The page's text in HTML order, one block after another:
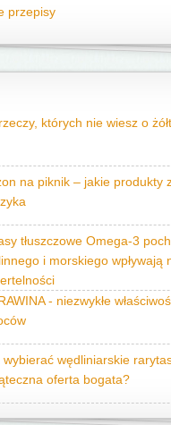
przepisy
których nie wiesz o
na piknik – jakie produkty
tłuszczowe Omega-3
i morskiego wpływają
- niezwykłe
wybierać wędliniarskie
oferta bogata?